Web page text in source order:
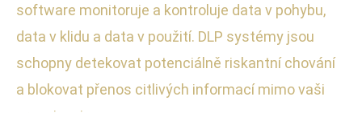
software monitoruje a kontroluje data v pohybu,
data v klidu a data v použití. DLP systémy jsou
schopny detekovat potenciálně riskantní chování
a blokovat přenos citlivých informací mimo vaši